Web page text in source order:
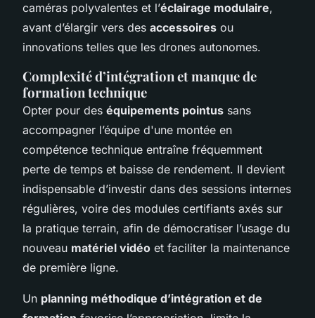
caméras polyvalentes et l’éclairage modulaire,
avant d’élargir vers des accessoires ou
innovations telles que les drones autonomes.
Complexité d’intégration et manque de
formation technique
Opter pour des équipements pointus sans
accompagner l’équipe d'une montée en
compétence technique entraîne fréquemment
perte de temps et baisse de rendement. Il devient
indispensable d’investir dans des sessions internes
régulières, voire des modules certifiants axés sur
la pratique terrain, afin de démocratiser l’usage du
nouveau matériel vidéo et faciliter la maintenance
de première ligne.
Un planning méthodique d’intégration et de